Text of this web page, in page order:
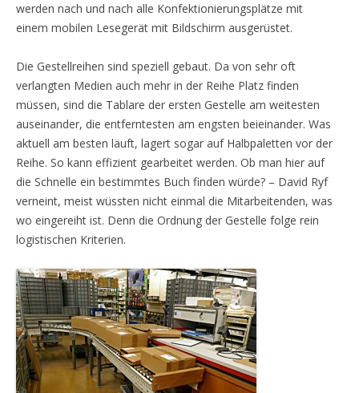
werden nach und nach alle Konfektionierungsplätze mit
einem mobilen Lesegerät mit Bildschirm ausgerüstet.
Die Gestellreihen sind speziell gebaut. Da von sehr oft
verlangten Medien auch mehr in der Reihe Platz finden
müssen, sind die Tablare der ersten Gestelle am weitesten
auseinander, die entferntesten am engsten beieinander. Was
aktuell am besten läuft, lagert sogar auf Halbpaletten vor der
Reihe. So kann effizient gearbeitet werden. Ob man hier auf
die Schnelle ein bestimmtes Buch finden würde? – David Ryf
verneint, meist wüssten nicht einmal die Mitarbeitenden, was
wo eingereiht ist. Denn die Ordnung der Gestelle folge rein
logistischen Kriterien.